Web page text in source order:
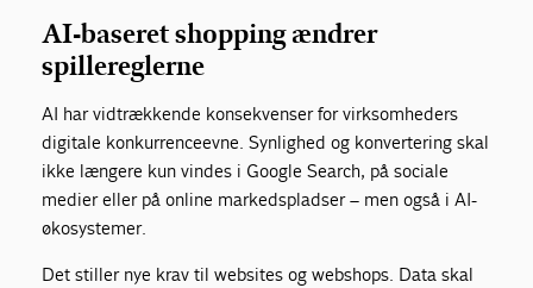
AI-baseret shopping ændrer
spillereglerne
AI har vidtrækkende konsekvenser for virksomheders
digitale konkurrenceevne. Synlighed og konvertering skal
ikke længere kun vindes i Google Search, på sociale
medier eller på online markedspladser – men også i AI-
økosystemer.
Det stiller nye krav til websites og webshops. Data skal